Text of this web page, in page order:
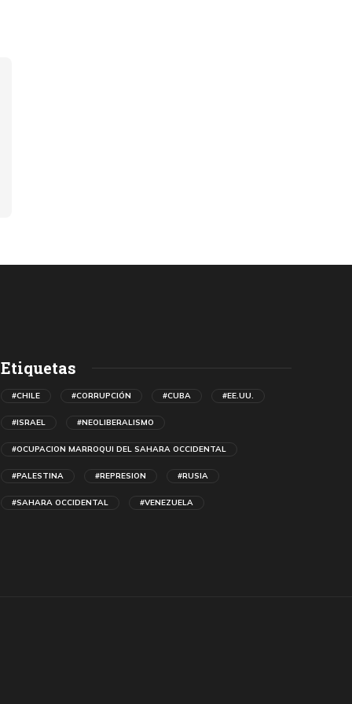
Etiquetas
#CHILE #CORRUPCIÓN #CUBA #EE.UU.
#ISRAEL #NEOLIBERALISMO
#OCUPACION MARROQUI DEL SAHARA OCCIDENTAL
#PALESTINA #REPRESION #RUSIA
#SAHARA OCCIDENTAL #VENEZUELA